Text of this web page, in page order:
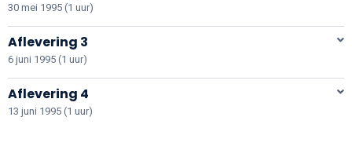
30 mei 1995 (1 uur)
Aflevering 3
6 juni 1995 (1 uur)
Aflevering 4
13 juni 1995 (1 uur)